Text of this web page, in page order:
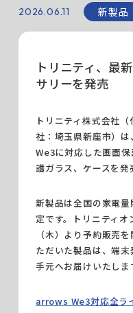
健康経営
えるぼし認定
採用情報
最新情報
ニュース一覧
2026.06.11 新製品
トリニティ、最
サリーを発売
トリニティ株式会社
社：埼玉県新座市）
We3に対応した画面
護ガラス、ケースを発
新製品は全国の家電
定です。トリニティ
（木）より予約販売
ただいた製品は、端
手元へお届けいたしま
arrows We3対応全ラ